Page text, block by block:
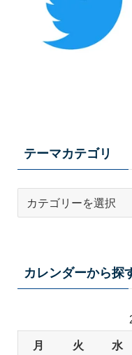
テーマカテゴリ
カレンダーから探
月 火 水